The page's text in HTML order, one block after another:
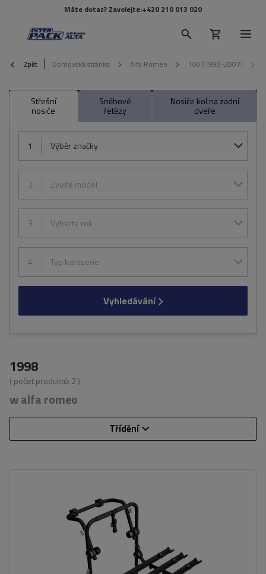
Máte dotaz? Zavolejte:+420 210 013 020
Zpět Domovská stránka Alfa Romeo 166 (1998-2007)
Střešní
nosiče
Sněhové
řetězy
Nosiče kol na zadní
dveře
1 Výběr značky
2 Zvolte model
3 Vyberte rok
4 Typ karoserie
Vyhledávání
1998
( počet produktů: 2 )
w alfa romeo
Třídění
Nosnost nosiče jízdních kol:
45 kg
univerzální montážní systém
kompatibilní se všemi typy karoserií